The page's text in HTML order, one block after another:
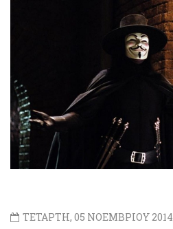
ΤΕΤΑΡΤΗ, 05 ΝΟΕΜΒΡΙΟΥ 2014